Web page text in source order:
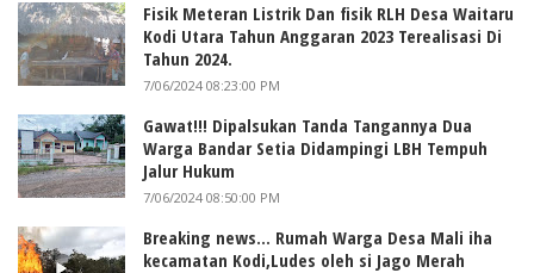
Fisik Meteran Listrik Dan fisik RLH Desa Waitaru
Kodi Utara Tahun Anggaran 2023 Terealisasi Di
Tahun 2024.
7/06/2024 08:23:00 PM
Gawat!!! Dipalsukan Tanda Tangannya Dua
Warga Bandar Setia Didampingi LBH Tempuh
Jalur Hukum
7/06/2024 08:50:00 PM
Breaking news... Rumah Warga Desa Mali iha
kecamatan Kodi,Ludes oleh si Jago Merah